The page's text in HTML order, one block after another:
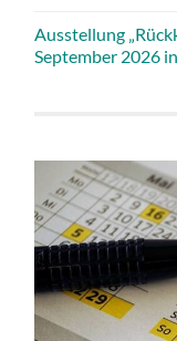
Ausstellung
September 2026